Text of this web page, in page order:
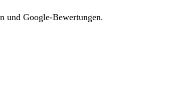
und Google-Bewertungen.